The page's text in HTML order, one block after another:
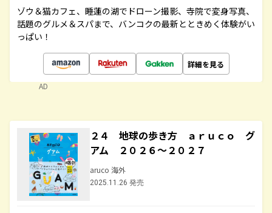
ゾウ＆猫カフェ、睡蓮の湖でドローン撮影、寺院で変身写真、
話題のグルメ＆スパまで、バンコクの最新とときめく体験がい
っぱい！
詳細を見る
AD
２４ 地球の歩き方 ａｒｕｃｏ グ
アム ２０２６～２０２７
aruco 海外
2025.11.26 発売